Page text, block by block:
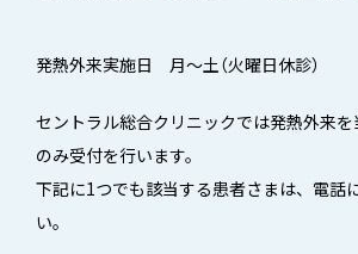
発熱外来実施日 月～土（火曜日休診）
セントラル総合クリニックでは発熱外来
のみ受付を行います。
下記に1つでも該当する患者さまは、電話
い。